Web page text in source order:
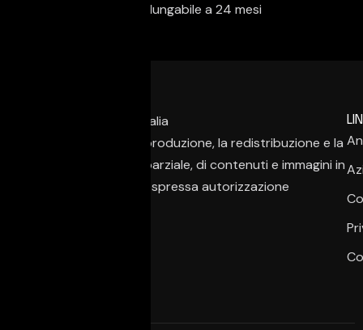
Garanzia 12 mesi prolungabile a 24 mesi
È vietata la copia, la riproduzione, la redistribuzione e la
pubblicazione, anche parziale, di contenuti e immagini in
qualsiasi forma, salvo espressa autorizzazione